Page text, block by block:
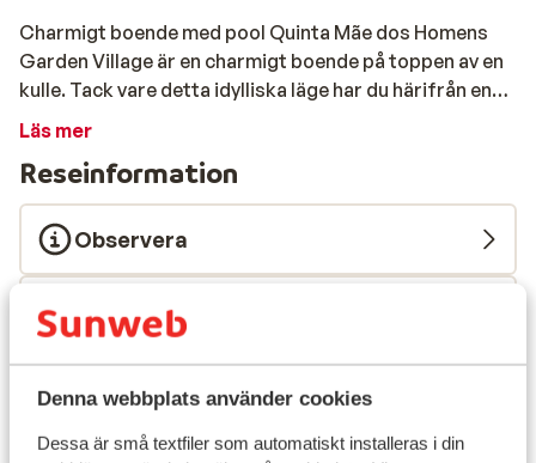
Denna webbplats använder cookies
Dessa är små textfiler som automatiskt installeras i din
Charmigt boende med pool Quinta Mãe dos Homens
Garden Village är en charmigt boende på toppen av en
kulle. Tack vare detta idylliska läge har du härifrån en
förtrollande utsikt över den vackra staden Funchal,
omger boendet är vacker, med färgglada blommor,
väldoftande fruktträd. På den lilla gården, bland all
grönska, ligger lägenheterna, fördelade på två
byggnader: "Garden Apartments" och "Wine Press
Apartments". Som namnet antyder har du utsikt över
trädgården från "Garden Apartments" och "Wine Press
inredning och erbjuder allt du behöver. Strand & pool
Quinta Mãe dos Homens Garden Village erbjuder ett
Läs mer
Reseinformation
Observera
Måltider
Vad våra gäster tycker